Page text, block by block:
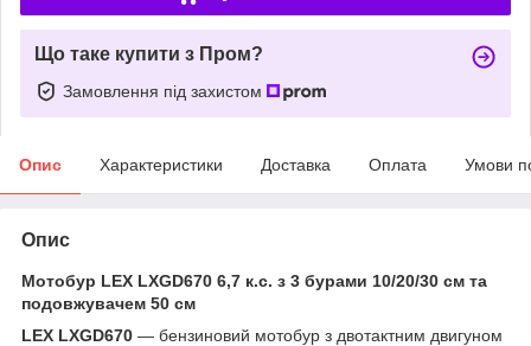
Що таке купити з Пром?
Замовлення під захистом
Опис Характеристики Доставка Оплата Умови
Опис
Мотобур LEX LXGD670 6,7 к.с. з 3 бурами 10/20/30 см та
подовжувачем 50 см
LEX LXGD670 — бензиновий мотобур з двотактним двигуном